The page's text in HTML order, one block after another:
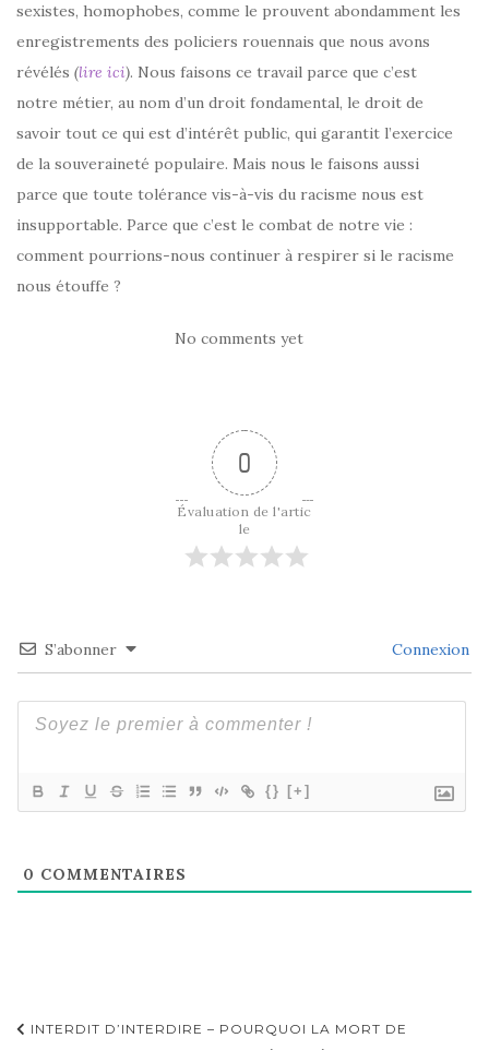
sexistes, homophobes, comme le prouvent abondamment les
enregistrements des policiers rouennais que nous avons
révélés (lire ici). Nous faisons ce travail parce que c’est
notre métier, au nom d’un droit fondamental, le droit de
savoir tout ce qui est d’intérêt public, qui garantit l’exercice
de la souveraineté populaire. Mais nous le faisons aussi
parce que toute tolérance vis-à-vis du racisme nous est
insupportable. Parce que c’est le combat de notre vie :
comment pourrions-nous continuer à respirer si le racisme
nous étouffe ?
No comments yet
0
Évaluation de l'artic
le
S’abonner Connexion
{} [+]
0 COMMENTAIRES
Navigation
INTERDIT D’INTERDIRE – POURQUOI LA MORT DE